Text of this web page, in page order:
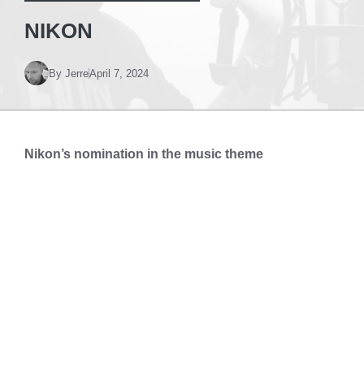
NIKON
By JerreApril 7, 2024
Nikon’s nomination in the music theme